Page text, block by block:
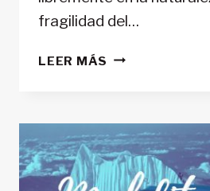
fragilidad del…
LEER MÁS ‘MALDITA
LA
ACAMPADA
LIBRE